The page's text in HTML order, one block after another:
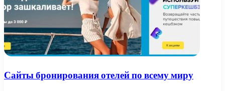
Сайты бронирования отелей по всему миру